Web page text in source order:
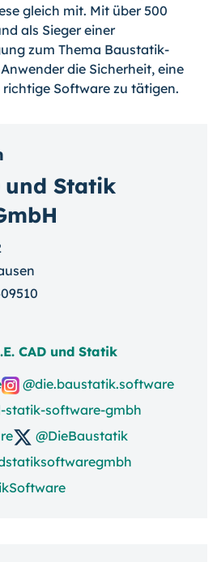
gleich mit. Mit über 500
als Sieger einer
zum Thema Baustatik-
die Sicherheit, eine
Software zu tätigen.
und Statik
CAD und Statik
@die.baustatik.software
statik-software-gmbh
@DieBaustatik